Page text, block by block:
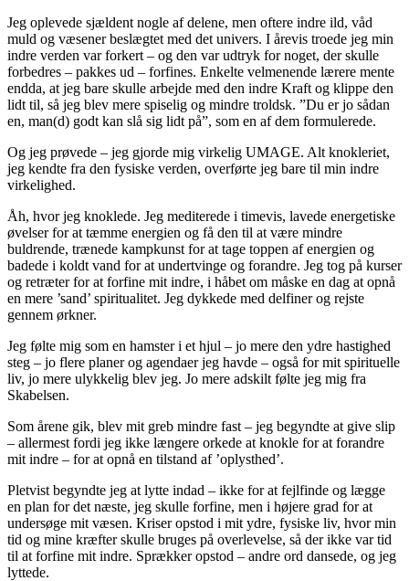
Jeg oplevede sjældent nogle af delene, men oftere indre ild, våd
muld og væsener beslægtet med det univers. I årevis troede jeg min
indre verden var forkert – og den var udtryk for noget, der skulle
forbedres – pakkes ud – forfines. Enkelte velmenende lærere mente
endda, at jeg bare skulle arbejde med den indre Kraft og klippe den
lidt til, så jeg blev mere spiselig og mindre troldsk. ”Du er jo sådan
en, man(d) godt kan slå sig lidt på”, som en af dem formulerede.
Og jeg prøvede – jeg gjorde mig virkelig UMAGE. Alt knokleriet,
jeg kendte fra den fysiske verden, overførte jeg bare til min indre
virkelighed.
Åh, hvor jeg knoklede. Jeg mediterede i timevis, lavede energetiske
øvelser for at tæmme energien og få den til at være mindre
buldrende, trænede kampkunst for at tage toppen af energien og
badede i koldt vand for at undertvinge og forandre. Jeg tog på kurser
og retræter for at forfine mit indre, i håbet om måske en dag at opnå
en mere ’sand’ spiritualitet. Jeg dykkede med delfiner og rejste
gennem ørkner.
Jeg følte mig som en hamster i et hjul – jo mere den ydre hastighed
steg – jo flere planer og agendaer jeg havde – også for mit spirituelle
liv, jo mere ulykkelig blev jeg. Jo mere adskilt følte jeg mig fra
Skabelsen.
Som årene gik, blev mit greb mindre fast – jeg begyndte at give slip
– allermest fordi jeg ikke længere orkede at knokle for at forandre
mit indre – for at opnå en tilstand af ’oplysthed’.
Pletvist begyndte jeg at lytte indad – ikke for at fejlfinde og lægge
en plan for det næste, jeg skulle forfine, men i højere grad for at
undersøge mit væsen. Kriser opstod i mit ydre, fysiske liv, hvor min
tid og mine kræfter skulle bruges på overlevelse, så der ikke var tid
til at forfine mit indre. Sprækker opstod – andre ord dansede, og jeg
lyttede.